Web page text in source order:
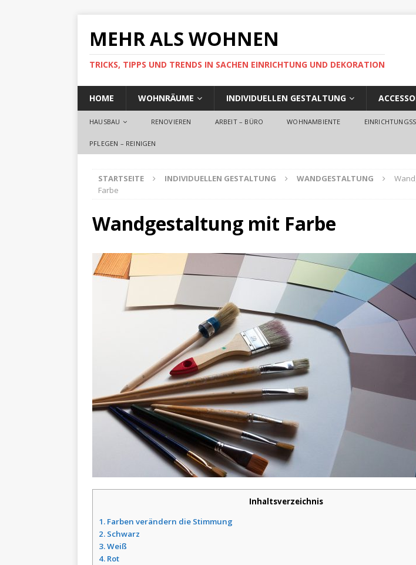
MEHR ALS WOHNEN
TRICKS, TIPPS UND TRENDS IN SACHEN EINRICHTUNG UND DEKORATION
HOME WOHNRÄUME INDIVIDUELLEN GESTALTUNG
HAUSBAU RENOVIEREN ARBEIT – BÜRO WOHNAMBIENTE
PFLEGEN – REINIGEN
STARTSEITE INDIVIDUELLEN GESTALTUNG WANDGESTALTUNG
Farbe
Wandgestaltung mit Farbe
Inhaltsverzeichnis
1. Farben verändern die Stimmung
2. Schwarz
3.Weiß
4. Rot